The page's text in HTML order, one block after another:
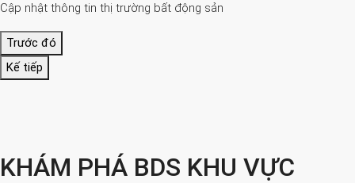
Cập nhật thông tin thị trường bất động sản
Trước đó
Kế tiếp
KHÁM PHÁ BDS KHU VỰC